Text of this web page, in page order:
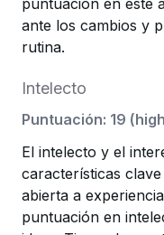
puntuación en este
ante los cambios y
rutina.
Intelecto
Puntuación: 19 (high
El intelecto y el
características
abierta a
puntuación en